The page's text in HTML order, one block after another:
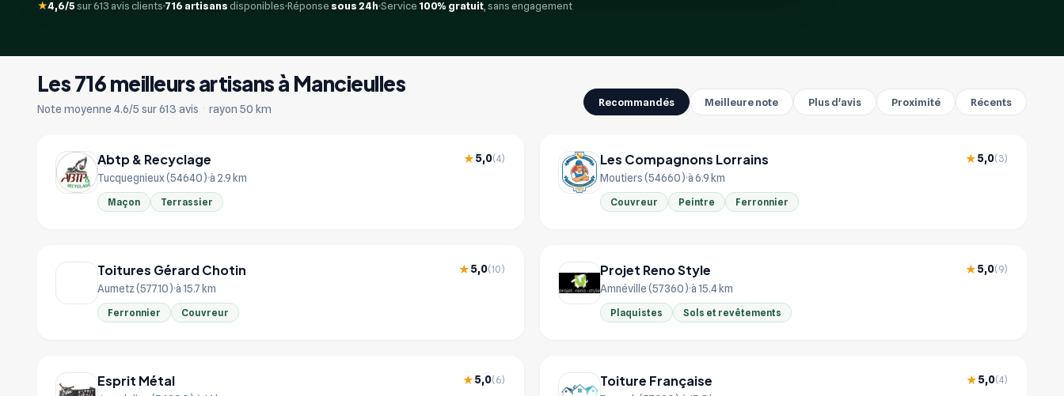
★4,6/5sur 613 avis clients 716 artisansdisponibles Réponse sous 24h Service 100% gratuit , sans engagement
Les 716 meilleurs artisans à Mancieulles
Note moyenne 4.6/5 sur 613 avis · rayon 50 km
Recommandés Meilleure note Plus d'avis Proximité Récents
Abtp & Recyclage ★5,0(4)
Tucquegnieux (54640) à 2.9 km
Maçon Terrassier
Les Compagnons Lorrains ★5,0(3)
Moutiers (54660) à 6.9 km
Couvreur Peintre Ferronnier
Toitures Gérard Chotin ★5,0(10)
Aumetz (57710) à 15.7 km
Ferronnier Couvreur
Projet Reno Style ★5,0(9)
Amnéville (57360) à 15.4 km
Plaquistes Sols et revêtements
Esprit Métal ★5,0(6) Toiture Française ★5,0(4)